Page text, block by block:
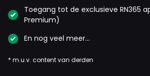
Toegang tot de exclusieve RN365
Premium)
En nog veel meer…
* m.u.v. content van derden